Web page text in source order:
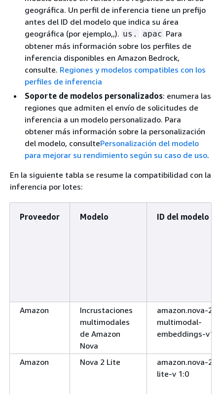
geográfica. Un perfil de inferencia tiene un prefijo
antes del ID del modelo que indica su área
geográfica (por ejemplo,,). us. apac Para
obtener más información sobre los perfiles de
inferencia disponibles en Amazon Bedrock,
consulte. Regiones y modelos compatibles con los
perfiles de inferencia
Soporte de modelos personalizados: enumera las
regiones que admiten el envío de solicitudes de
inferencia a un modelo personalizado. Para
obtener más información sobre la personalización
del modelo, consultePersonalización del modelo
para mejorar su rendimiento según su caso de uso.
En la siguiente tabla se resume la compatibilidad con la
inferencia por lotes:
Proveedor Modelo ID del modelo
Amazon
Incrustaciones
multimodales
de Amazon
Nova
amazon.nova-2-
multimodal-
embeddings-v1:0
Amazon Nova 2 Lite
amazon.nova-2-
lite-v 1:0